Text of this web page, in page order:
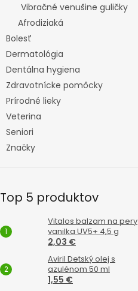
Vibračné venušine guličky
Afrodiziaká
Bolesť
Dermatológia
Dentálna hygiena
Zdravotnícke pomôcky
Prírodné lieky
Veterina
Seniori
Značky
Top 5 produktov
Vitalos balzam na pery
vanilka UV5+ 4,5 g
2,03 €
Aviril Detský olej s
azulénom 50 ml
1,55 €